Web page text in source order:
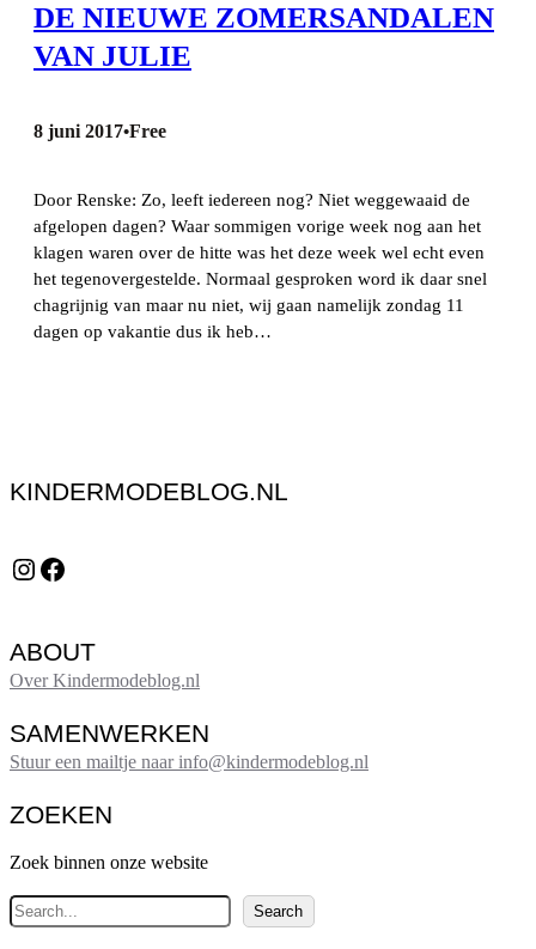
DE NIEUWE ZOMERSANDALEN
VAN JULIE
8 juni 2017•Free
Door Renske: Zo, leeft iedereen nog? Niet weggewaaid de
afgelopen dagen? Waar sommigen vorige week nog aan het
klagen waren over de hitte was het deze week wel echt even
het tegenovergestelde. Normaal gesproken word ik daar snel
chagrijnig van maar nu niet, wij gaan namelijk zondag 11
dagen op vakantie dus ik heb…
KINDERMODEBLOG.NL
Instagram Facebook
ABOUT
Over Kindermodeblog.nl
SAMENWERKEN
Stuur een mailtje naar info@kindermodeblog.nl
ZOEKEN
Zoek binnen onze website
Z
o
Search